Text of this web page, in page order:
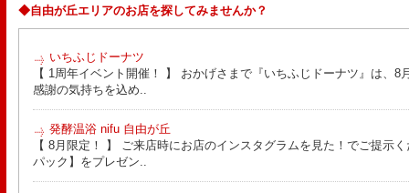
◆自由が丘エリアのお店を探してみませんか？
いちふじドーナツ
【 1周年イベント開催！ 】 おかげさまで『いちふじドーナツ』は、8
感謝の気持ちを込め..
発酵温浴 nifu 自由が丘
【 8月限定！ 】 ご来店時にお店のインスタグラムを見た！でご提示
パック】をプレゼン..